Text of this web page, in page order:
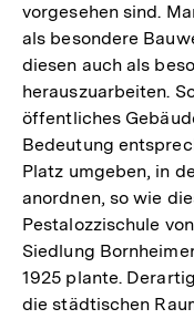
vorgesehen sind.
als besondere
diesen auch als
herauszuarbeiten.
öffentliches
Bedeutung
Platz umgeben, in
anordnen, so wie
Pestalozzischule
Siedlung
1925 plante.
die städtischen